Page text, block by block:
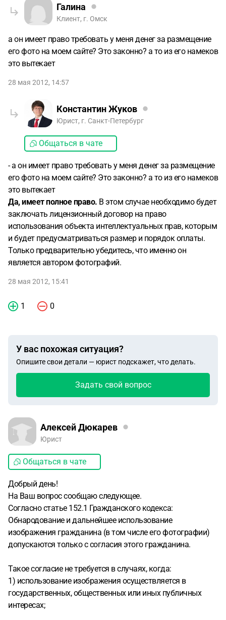
Галина
Клиент, г. Омск
а он имеет право требовать у меня денег за размещение
его фото на моем сайте? Это законно? а то из его намеков
это вытекает
28 мая 2012, 14:57
Константин Жуков
Юрист, г. Санкт-Петербург
Общаться в чате
- а он имеет право требовать у меня денег за размещение
его фото на моем сайте? Это законно? а то из его намеков
это вытекает
Да, имеет полное право. В этом случае необходимо будет
заключать лицензионный договор на право
использования объекта интеллектуальных прав, которым
и будет предусматриваться размер и порядок оплаты.
Только предварительно убедитесь, что именно он
является автором фотографий.
28 мая 2012, 15:41
1 0
У вас похожая ситуация?
Опишите свои детали — юрист подскажет, что делать.
Задать свой вопрос
Алексей Дюкарев
Юрист
Общаться в чате
Добрый день!
На Ваш вопрос сообщаю следующее.
Согласно статье 152.1 Гражданского кодекса:
Обнародование и дальнейшее использование
изображения гражданина (в том числе его фотографии)
допускаются только с согласия этого гражданина.
Такое согласие не требуется в случаях, когда:
1) использование изображения осуществляется в
государственных, общественных или иных публичных
интересах;